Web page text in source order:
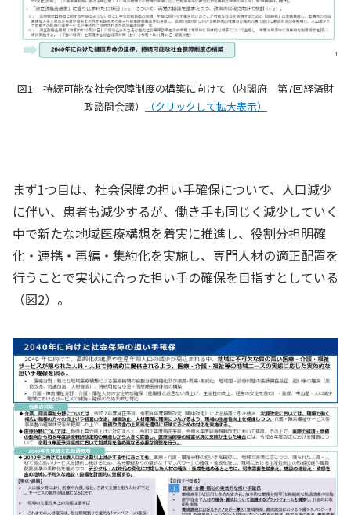
図1 持続可能な社会保障制度の構築に向けて（内閣府 第7回経済財
政諮問会議）
（クリックして拡大表示）
まず1つ目は、社会保障の担い手確保について、人口減少
に伴い、患者も減少するが、働き手も同じく減少していく
中で新たな地域医療構想を着実に推進し、役割分担明確
化・連携・再編・集約化を実施し、専門人材の適正配置を
行うことで実状に合った担い手の確保を目指すとしている
（図2）。